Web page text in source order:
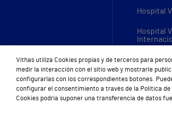
Hospital
Hospital
Todos
Vithas utiliza Cookies propias y de terceros para
medir la interacción con el sitio web y mostrarle
configurarlas con los correspondientes botones.
configurar el consentimiento a través de la Política de
Cookies podría suponer una transferencia de datos